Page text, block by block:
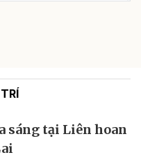
sáng tại Liên hoan